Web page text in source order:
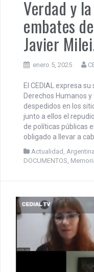
Verdad y
embates
Javier
enero 5, 2025
El CEDIAL expresa
Derechos Humanos
despedidos en los
junto a ellos el
de políticas públicas
obligado a llevar a
Actualidad , Argentina
DOCUMENTOS,